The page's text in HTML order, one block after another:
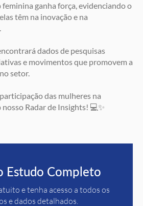
feminina ganha força, evidenciando o
têm na inovação e na
dados de pesquisas
e movimentos que promovem a
setor.
das mulheres na
Radar de Insights! 💻✨
Estudo Completo
e tenha acesso a todos os
e dados detalhados.